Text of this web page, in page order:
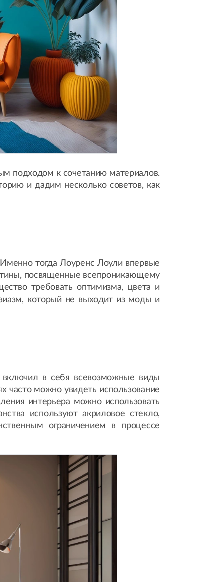
подходом к сочетанию материалов.
и дадим несколько советов, как
тогда Лоуренс Лоули впервые
посвященные всепроникающему
требовать оптимизма, цвета и
который не выходит из моды и
включил в себя всевозможные виды
часто можно увидеть использование
интерьера можно использовать
используют акриловое стекло,
ограничением в процессе